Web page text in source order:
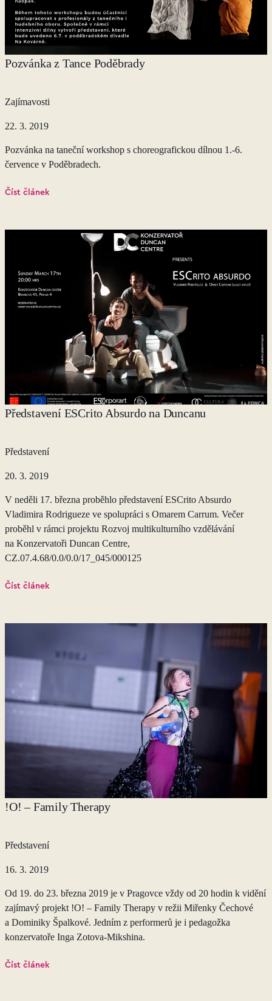
Pozvánka z Tance Poděbrady
Zajímavosti
22. 3. 2019
Pozvánka na taneční workshop s choreografickou dílnou 1.-6.
července v Poděbradech.
Číst článek
Představení ESCrito Absurdo na Duncanu
Představení
20. 3. 2019
V neděli 17. března proběhlo představení ESCrito Absurdo
Vladimira Rodrigueze ve spolupráci s Omarem Carrum. Večer
proběhl v rámci projektu Rozvoj multikulturního vzdělávání
na Konzervatoři Duncan Centre,
CZ.07.4.68/0.0/0.0/17_045/000125
Číst článek
!O! – Family Therapy
Představení
16. 3. 2019
Od 19. do 23. března 2019 je v Pragovce vždy od 20 hodin k vidění
zajímavý projekt !O! – Family Therapy v režii Miřenky Čechové
a Dominiky Špalkové. Jedním z performerů je i pedagožka
konzervatoře Inga Zotova-Mikshina.
Číst článek